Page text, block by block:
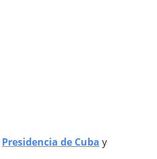
Presidencia de Cuba y